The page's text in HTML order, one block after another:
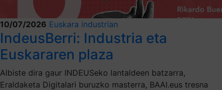
10/07/2026 Euskara industrian
IndeusBerri: Industria eta
Euskararen plaza
Albiste dira gaur INDEUSeko lantaldeen batzarra,
Eraldaketa Digitalari buruzko masterra, BAAI.eus tresna